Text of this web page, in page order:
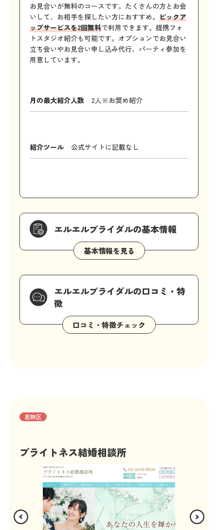
お見合いが無料のコースです。たくさんの方とお会
いして、お相手を探したい方におすすめ。 ピックア
ップサービスを2回無料で利用できます。提携フォ
トスタジオ紹介も可能です。オプションでお見合い
立ち会いやお見合い申し込み代行、パーティ参加を
用意しています。
月の最大紹介人数 2人※お奨め紹介
紹介ツール 公式サイトに記載なし
エルエルブライダルの基本情報
エルエルブライダルの口コミ・特
徴
葛飾区
ブライトネス結婚相談所